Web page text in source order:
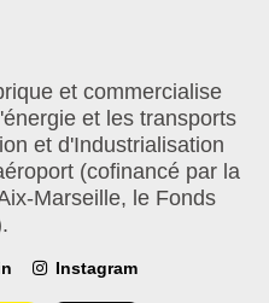
et commercialise
et les transports
et d'Industrialisation
(cofinancé par la
Marseille, le Fonds
Instagram